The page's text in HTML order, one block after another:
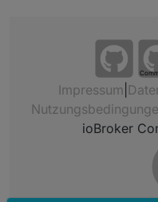
Impressum
ioBroker